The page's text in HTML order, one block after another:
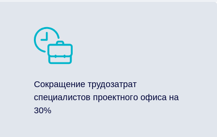
Сокращение трудозатрат
специалистов проектного офиса на
30%